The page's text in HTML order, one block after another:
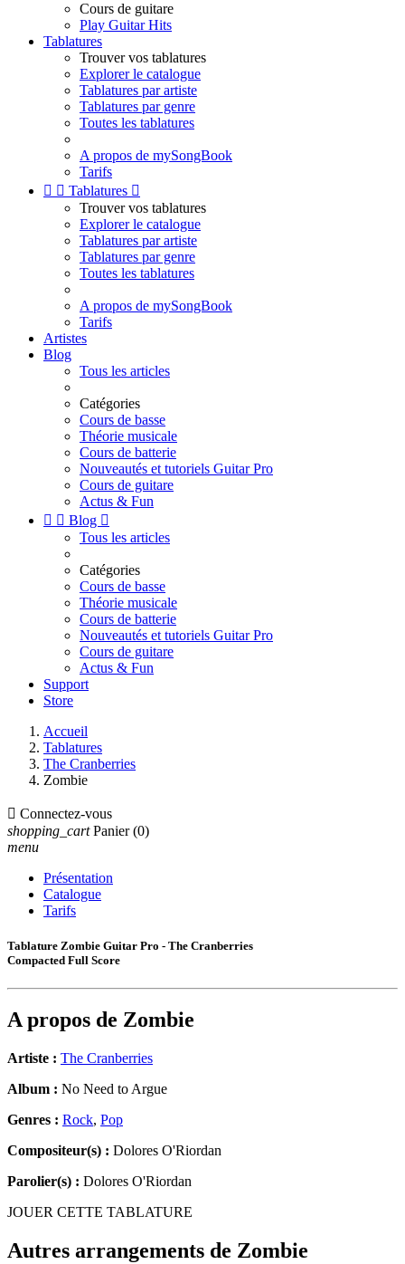
Cours de guitare
Play Guitar Hits
Tablatures
Trouver vos tablatures
Explorer le catalogue
Tablatures par artiste
Tablatures par genre
Toutes les tablatures
A propos de mySongBook
Tarifs
  Tablatures 
Trouver vos tablatures
Explorer le catalogue
Tablatures par artiste
Tablatures par genre
Toutes les tablatures
A propos de mySongBook
Tarifs
Artistes
Blog
Tous les articles
Catégories
Cours de basse
Théorie musicale
Cours de batterie
Nouveautés et tutoriels Guitar Pro
Cours de guitare
Actus & Fun
  Blog 
Tous les articles
Catégories
Cours de basse
Théorie musicale
Cours de batterie
Nouveautés et tutoriels Guitar Pro
Cours de guitare
Actus & Fun
Support
Store
Accueil
Tablatures
The Cranberries
Zombie
 Connectez-vous
shopping_cart Panier (0)
menu
Présentation
Catalogue
Tarifs
Tablature Zombie Guitar Pro - The Cranberries
Compacted Full Score
A propos de Zombie
Artiste : The Cranberries
Album : No Need to Argue
Genres : Rock, Pop
Compositeur(s) : Dolores O'Riordan
Parolier(s) : Dolores O'Riordan
JOUER CETTE TABLATURE
Autres arrangements de Zombie